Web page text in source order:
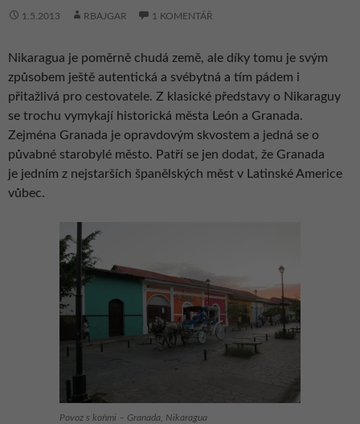
1.5.2013 RBAJGAR 1 KOMENTÁŘ
Nikaragua je poměrně chudá země, ale díky tomu je svým
způsobem ještě autentická a svébytná a tím pádem i
přitažlivá pro cestovatele. Z klasické představy o Nikaraguy
se trochu vymykají historická města León a Granada.
Zejména Granada je opravdovým skvostem a jedná se o
půvabné starobylé město. Patří se jen dodat, že Granada
je jedním z nejstarších španělských měst v Latinské Americe
vůbec.
Povoz s koňmi – Granada, Nikaragua